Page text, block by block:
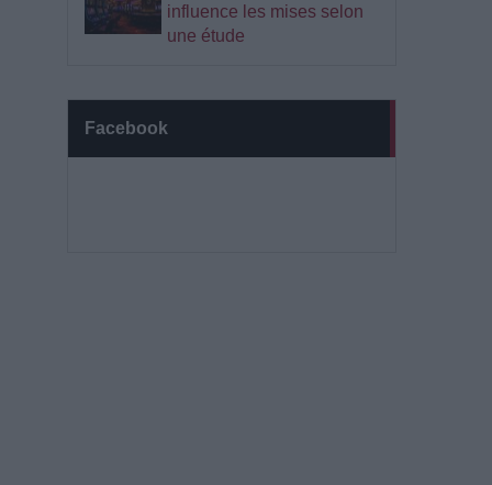
influence les mises selon
une étude
Facebook